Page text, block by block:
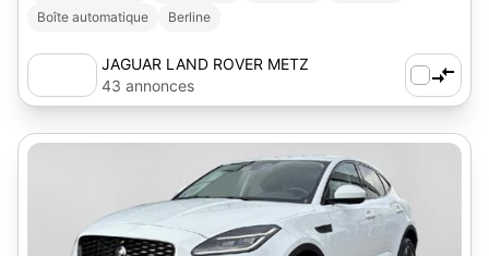
Boîte automatique
Berline
JAGUAR LAND ROVER METZ
43 annonces